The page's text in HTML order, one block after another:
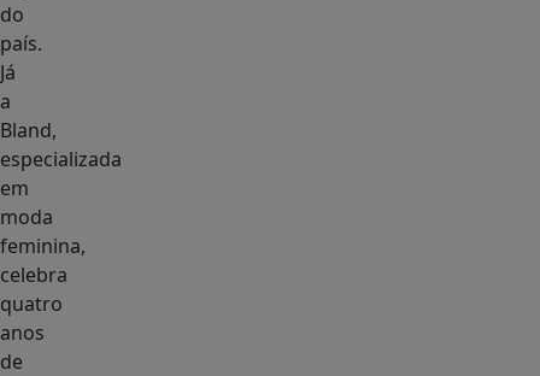
do
país.
Já
a
Bland,
especializada
em
moda
feminina,
celebra
quatro
anos
de